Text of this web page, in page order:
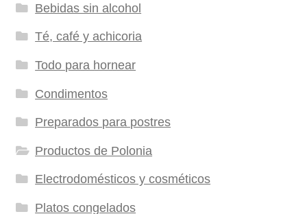
Bebidas sin alcohol
Té, café y achicoria
Todo para hornear
Condimentos
Preparados para postres
Productos de Polonia
Electrodomésticos y cosméticos
Platos congelados